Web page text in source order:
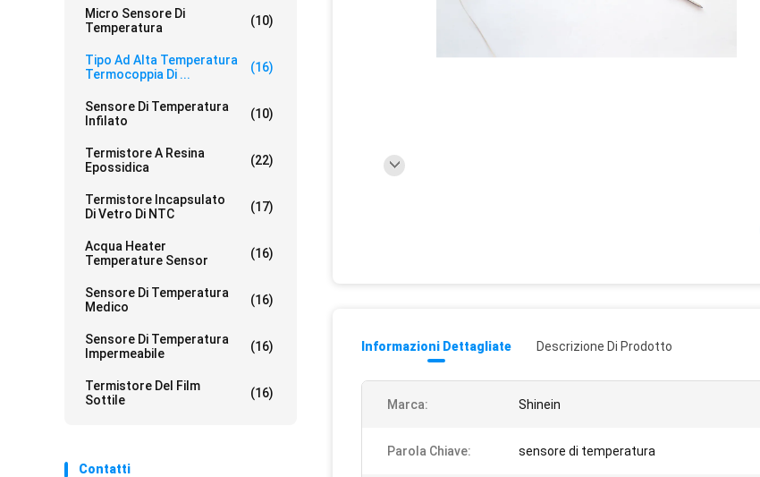
Micro Sensore Di
Temperatura
(10)
Tipo Ad Alta Temperatura
Termocoppia Di ...
(16)
Sensore Di Temperatura
Infilato
(10)
Termistore A Resina
Epossidica
(22)
Termistore Incapsulato
Di Vetro Di NTC
(17)
Acqua Heater
Temperature Sensor
(16)
Sensore Di Temperatura
Medico
(16)
Sensore Di Temperatura
Impermeabile
(16)
Termistore Del Film
Sottile
(16)
Contatti
Informazioni Dettagliate Descrizione Di Prodotto
Marca: Shinein
Parola Chiave: sensore di temperatura